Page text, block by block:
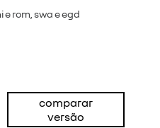
e rom, swa e egd
comparar
versão